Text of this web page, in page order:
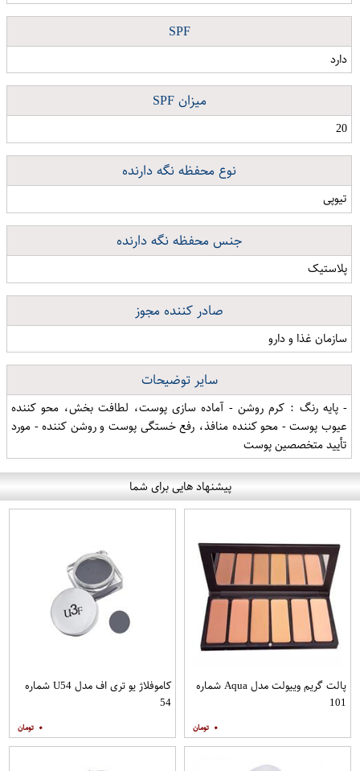
SPF
دارد
میزان SPF
20
نوع محفظه نگه دارنده
تیوپی
جنس محفظه نگه دارنده
پلاستیک
صادر کننده مجوز
سازمان غذا و دارو
سایر توضیحات
- پایه رنگ : کرم روشن - آماده سازی پوست، لطافت بخش، محو کننده
عیوب پوست - محو کننده منافذ، رفع خستگی پوست و روشن کننده - مورد
تأیید متخصصین پوست
پیشنهاد هایی برای شما
پالت گریم وییولت مدل Aqua شماره
101
۰
کاموفلاژ یو تری اف مدل U54 شماره
54
۰